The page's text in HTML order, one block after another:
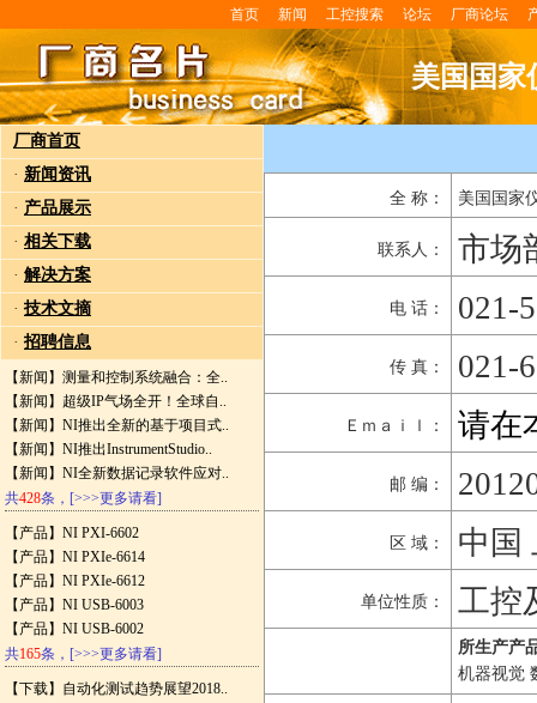
首页 新闻 工控搜索 论坛 厂商论坛
美国国家
厂商首页
· 新闻资讯
· 产品展示
· 相关下载
· 解决方案
· 技术文摘
· 招聘信息
【新闻】 测量和控制系统融合：全..
【新闻】 超级IP气场全开！全球自..
【新闻】 NI推出全新的基于项目式..
【新闻】 NI推出InstrumentStudio..
【新闻】 NI全新数据记录软件应对..
共428条， [>>>更多请看]
【产品】 NI PXI-6602
【产品】 NI PXIe-6614
【产品】 NI PXIe-6612
【产品】 NI USB-6003
【产品】 NI USB-6002
共165条， [>>>更多请看]
【下载】 自动化测试趋势展望2018..
全 称： 美国国家
联系人： 市场
电 话： 021-
传 真： 021-
Ｅｍａｉｌ： 请在
邮 编：
区 域： 中国
单位性质： 工控
所生产产
机器视觉